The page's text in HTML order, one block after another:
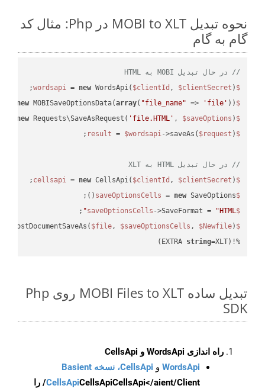
نحوه تبدیل MOBI to XLT در Php: مثال کد
گام به گام
// در حال تبدیل MOBI به HTML
$wordsapi
= new WordsApi( $clientId , $clientSecret );
$saveOptions
new MOBISaveOptionsData(array( "file_name" => 'file' ));
$request
new Requests\SaveAsRequest( 'file.HTML' , $saveOptions );
$result
= $wordsapi->saveAs( $request
// در حال تبدیل HTML به XLT
$cellsapi
= new CellsApi( $clientId , $clientSecret );
$saveOptionsCells
= new SaveOptions();
$saveOptionsCells
->SaveFormat = "HTML"
;
$cellsApiResult
$file, $saveOptionsCells , $Newfile
%!(EXTRA
string=XLT)
تبدیل ساده MOBI Files to XLT روی Php
SDK
راه اندازی WordsApi و CellsApi
WordsApi و CellsApi، نسخه Basient
CellsApiCellsApi
CellsApi</aient/Client/ را